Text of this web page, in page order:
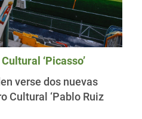
‘Picasso’
verse dos nuevas
Cultural ‘Pablo Ruiz